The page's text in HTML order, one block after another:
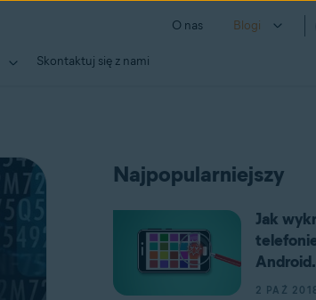
O nas Blogi
Skontaktuj się z nami
Najpopularniejszy
Jak
Android.
2 PAŹ